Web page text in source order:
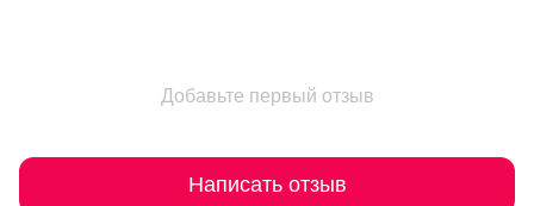
Добавьте первый отзыв
Написать отзыв